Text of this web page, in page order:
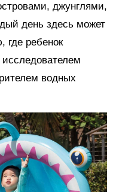
джунглями,
день здесь может
где ребенок
исследователем
водных